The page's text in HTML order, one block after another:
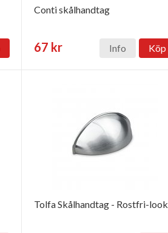
Conti skålhandtag
67 kr Info Köp
Tolfa Skålhandtag - Rostfri-look